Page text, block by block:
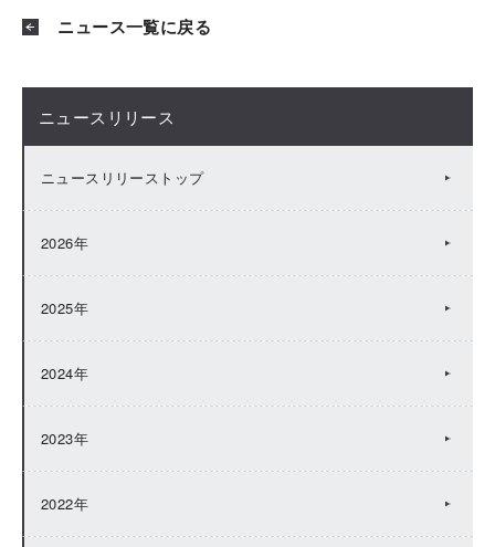
ニュース一覧に戻る
ニュースリリース
ニュースリリーストップ
2026年
2025年
2024年
2023年
2022年